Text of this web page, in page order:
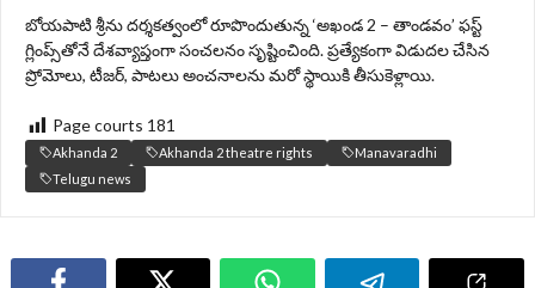
బోయపాటి శ్రీను దర్శకత్వంలో రూపొందుతున్న ‘అఖండ 2 – తాండవం’ ఫస్ట్
గ్లింప్స్‌తోనే దేశవ్యాప్తంగా సంచలనం సృష్టించింది. ప్రత్యేకంగా విడుదల చేసిన
ప్రోమోలు, టీజర్, పాటలు అంచనాలను మరో స్థాయికి తీసుకెళ్లాయి.
Page courts 181
Akhanda 2 Akhanda 2 theatre rights
Manavaradhi
Telugu news